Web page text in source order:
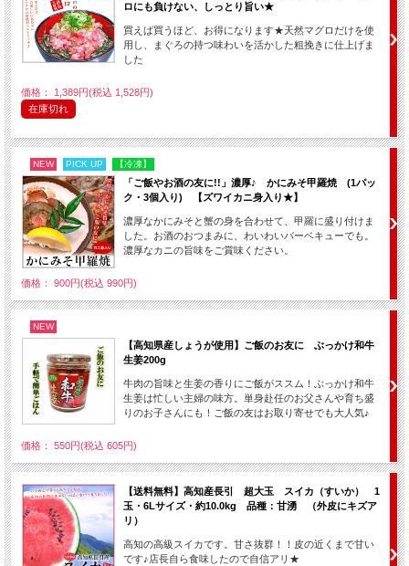
ロにも負けない、しっとり旨い★
買えば買うほど、お得になります★天然マグロだけを使
用し、まぐろの持つ味わいを活かした粗挽きに仕上げま
した
価格： 1,389円(税込 1,528円)
在庫切れ
NEW PICK UP 【冷凍】
「ご飯やお酒の友に!!」濃厚♪ かにみそ甲羅焼 (1パッ
ク・3個入り) 【ズワイカニ身入り★】
濃厚なかにみそと蟹の身を合わせて、甲羅に盛り付けま
した。お酒のおつまみに、わいわいバーベキューでも。
濃厚なカニの旨味をご賞味ください。
価格： 900円(税込 990円)
NEW
【高知県産しょうが使用】ご飯のお友に ぶっかけ和牛
生姜200g
牛肉の旨味と生姜の香りにご飯がススム！ぶっかけ和牛
生姜は忙しい主婦の味方。単身赴任のお父さんや育ち盛
りのお子さんにも！ご飯の友はお取り寄せでも大人気♪
価格： 550円(税込 605円)
【送料無料】高知産長引 超大玉 スイカ（すいか） 1
玉・6Lサイズ・約10.0kg 品種：甘湧 （外皮にキズア
リ）
高知の高級スイカです。甘さ抜群！！皮の近くまで甘い
です♪店長自ら食味したので自信アリ★